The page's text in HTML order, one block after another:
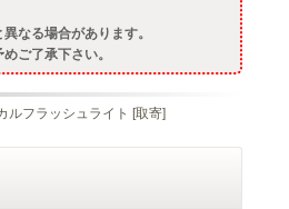
なる場合があります。
ご了承下さい。
ルフラッシュライト [取寄]